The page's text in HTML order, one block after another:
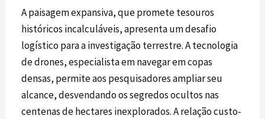
A paisagem expansiva, que promete tesouros
históricos incalculáveis, apresenta um desafio
logístico para a investigação terrestre. A tecnologia
dedrones, especialista em navegar em copas
densas, permite aos pesquisadores ampliar seu
alcance, desvendando os segredos ocultos nas
centenas de hectares inexplorados. A relação custo-